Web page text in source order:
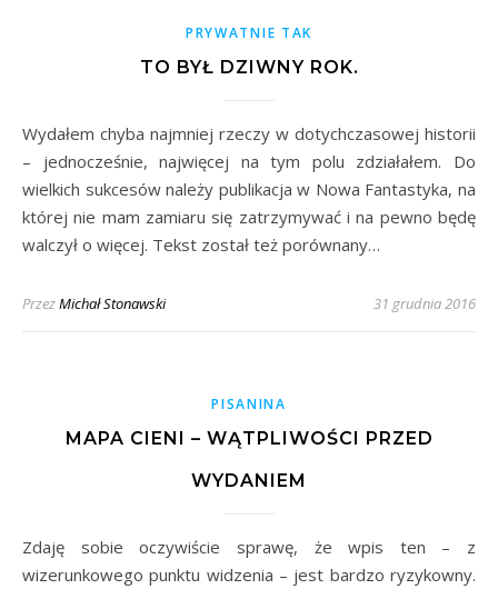
PRYWATNIE TAK
TO BYŁ DZIWNY ROK.
Wydałem chyba najmniej rzeczy w dotychczasowej historii
– jednocześnie, najwięcej na tym polu zdziałałem. Do
wielkich sukcesów należy publikacja w Nowa Fantastyka, na
której nie mam zamiaru się zatrzymywać i na pewno będę
walczył o więcej. Tekst został też porównany…
PrzezMichał Stonawski 31 grudnia 2016
PISANINA
MAPA CIENI – WĄTPLIWOŚCI PRZED
WYDANIEM
Zdaję sobie oczywiście sprawę, że wpis ten – z
wizerunkowego punktu widzenia – jest bardzo ryzykowny.